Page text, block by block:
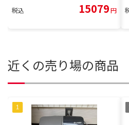
税込 15079円
近くの売り場の商品